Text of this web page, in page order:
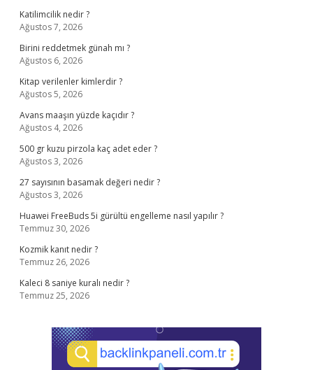
Katilimcilik nedir ?
Ağustos 7, 2026
Birini reddetmek günah mı ?
Ağustos 6, 2026
Kitap verilenler kimlerdir ?
Ağustos 5, 2026
Avans maaşın yüzde kaçıdır ?
Ağustos 4, 2026
500 gr kuzu pirzola kaç adet eder ?
Ağustos 3, 2026
27 sayısının basamak değeri nedir ?
Ağustos 3, 2026
Huawei FreeBuds 5i gürültü engelleme nasıl yapılır ?
Temmuz 30, 2026
Kozmik kanıt nedir ?
Temmuz 26, 2026
Kaleci 8 saniye kuralı nedir ?
Temmuz 25, 2026